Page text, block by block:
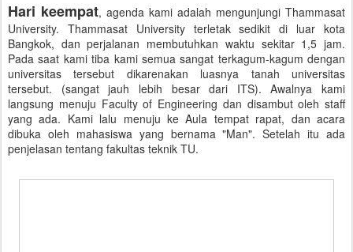
Hari keempat, agenda kami adalah mengunjungi Thammasat
University. Thammasat University terletak sedikit di luar kota
Bangkok, dan perjalanan membutuhkan waktu sekitar 1,5 jam.
Pada saat kami tiba kami semua sangat terkagum-kagum dengan
universitas tersebut dikarenakan luasnya tanah universitas
tersebut. (sangat jauh lebih besar dari ITS). Awalnya kami
langsung menuju Faculty of Engineering dan disambut oleh staff
yang ada. Kami lalu menuju ke Aula tempat rapat, dan acara
dibuka oleh mahasiswa yang bernama "Man". Setelah itu ada
penjelasan tentang fakultas teknik TU.